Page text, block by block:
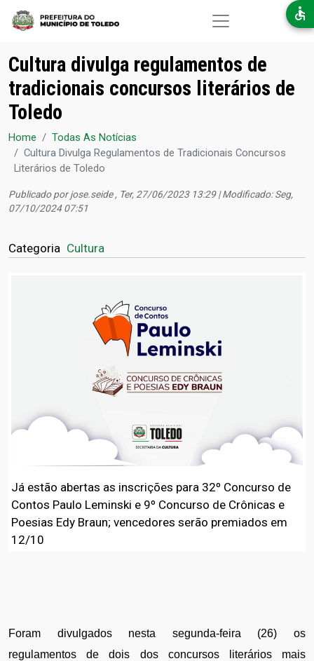
Pular para o conteúdo principal
Cultura divulga regulamentos de
tradicionais concursos literários de
Toledo
Home
Todas As Notícias
Cultura Divulga Regulamentos de Tradicionais Concursos
Literários de Toledo
Publicado porjose.seide, Ter, 27/06/2023 13:29 | Modificado: Seg,
07/10/2024 07:51
Categoria Cultura
Já estão abertas as inscrições para 32º Concurso de
Contos Paulo Leminski e 9º Concurso de Crônicas e
Poesias Edy Braun; vencedores serão premiados em
12/10
Foram divulgados nesta segunda-feira (26) os
regulamentos de dois dos concursos literários mais